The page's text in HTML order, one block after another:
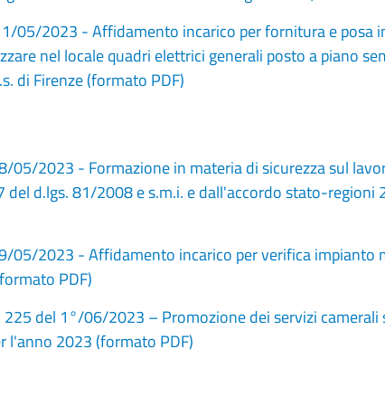
05/2023 - Affidamento incarico per fornitura e posa
nel locale quadri elettrici generali posto a piano
di Firenze (formato PDF)
05/2023 - Formazione in materia di sicurezza sul
del d.lgs. 81/2008 e s.m.i. e dall'accordo stato-
05/2023 - Affidamento incarico per verifica impianto
PDF)
del 1°/06/2023 – Promozione dei servizi
l'anno 2023 (formato PDF)